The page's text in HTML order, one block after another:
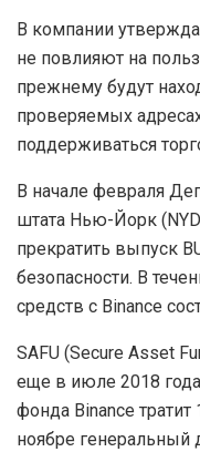
В компании
не повлияют на
прежнему будут
проверяемых
поддерживаться
В начале февраля
штата Нью-Йорк
прекратить выпуск
безопасности. В
средств с Binance
SAFU (Secure Asset
еще в июле 2018
фонда Binance
ноябре генеральный